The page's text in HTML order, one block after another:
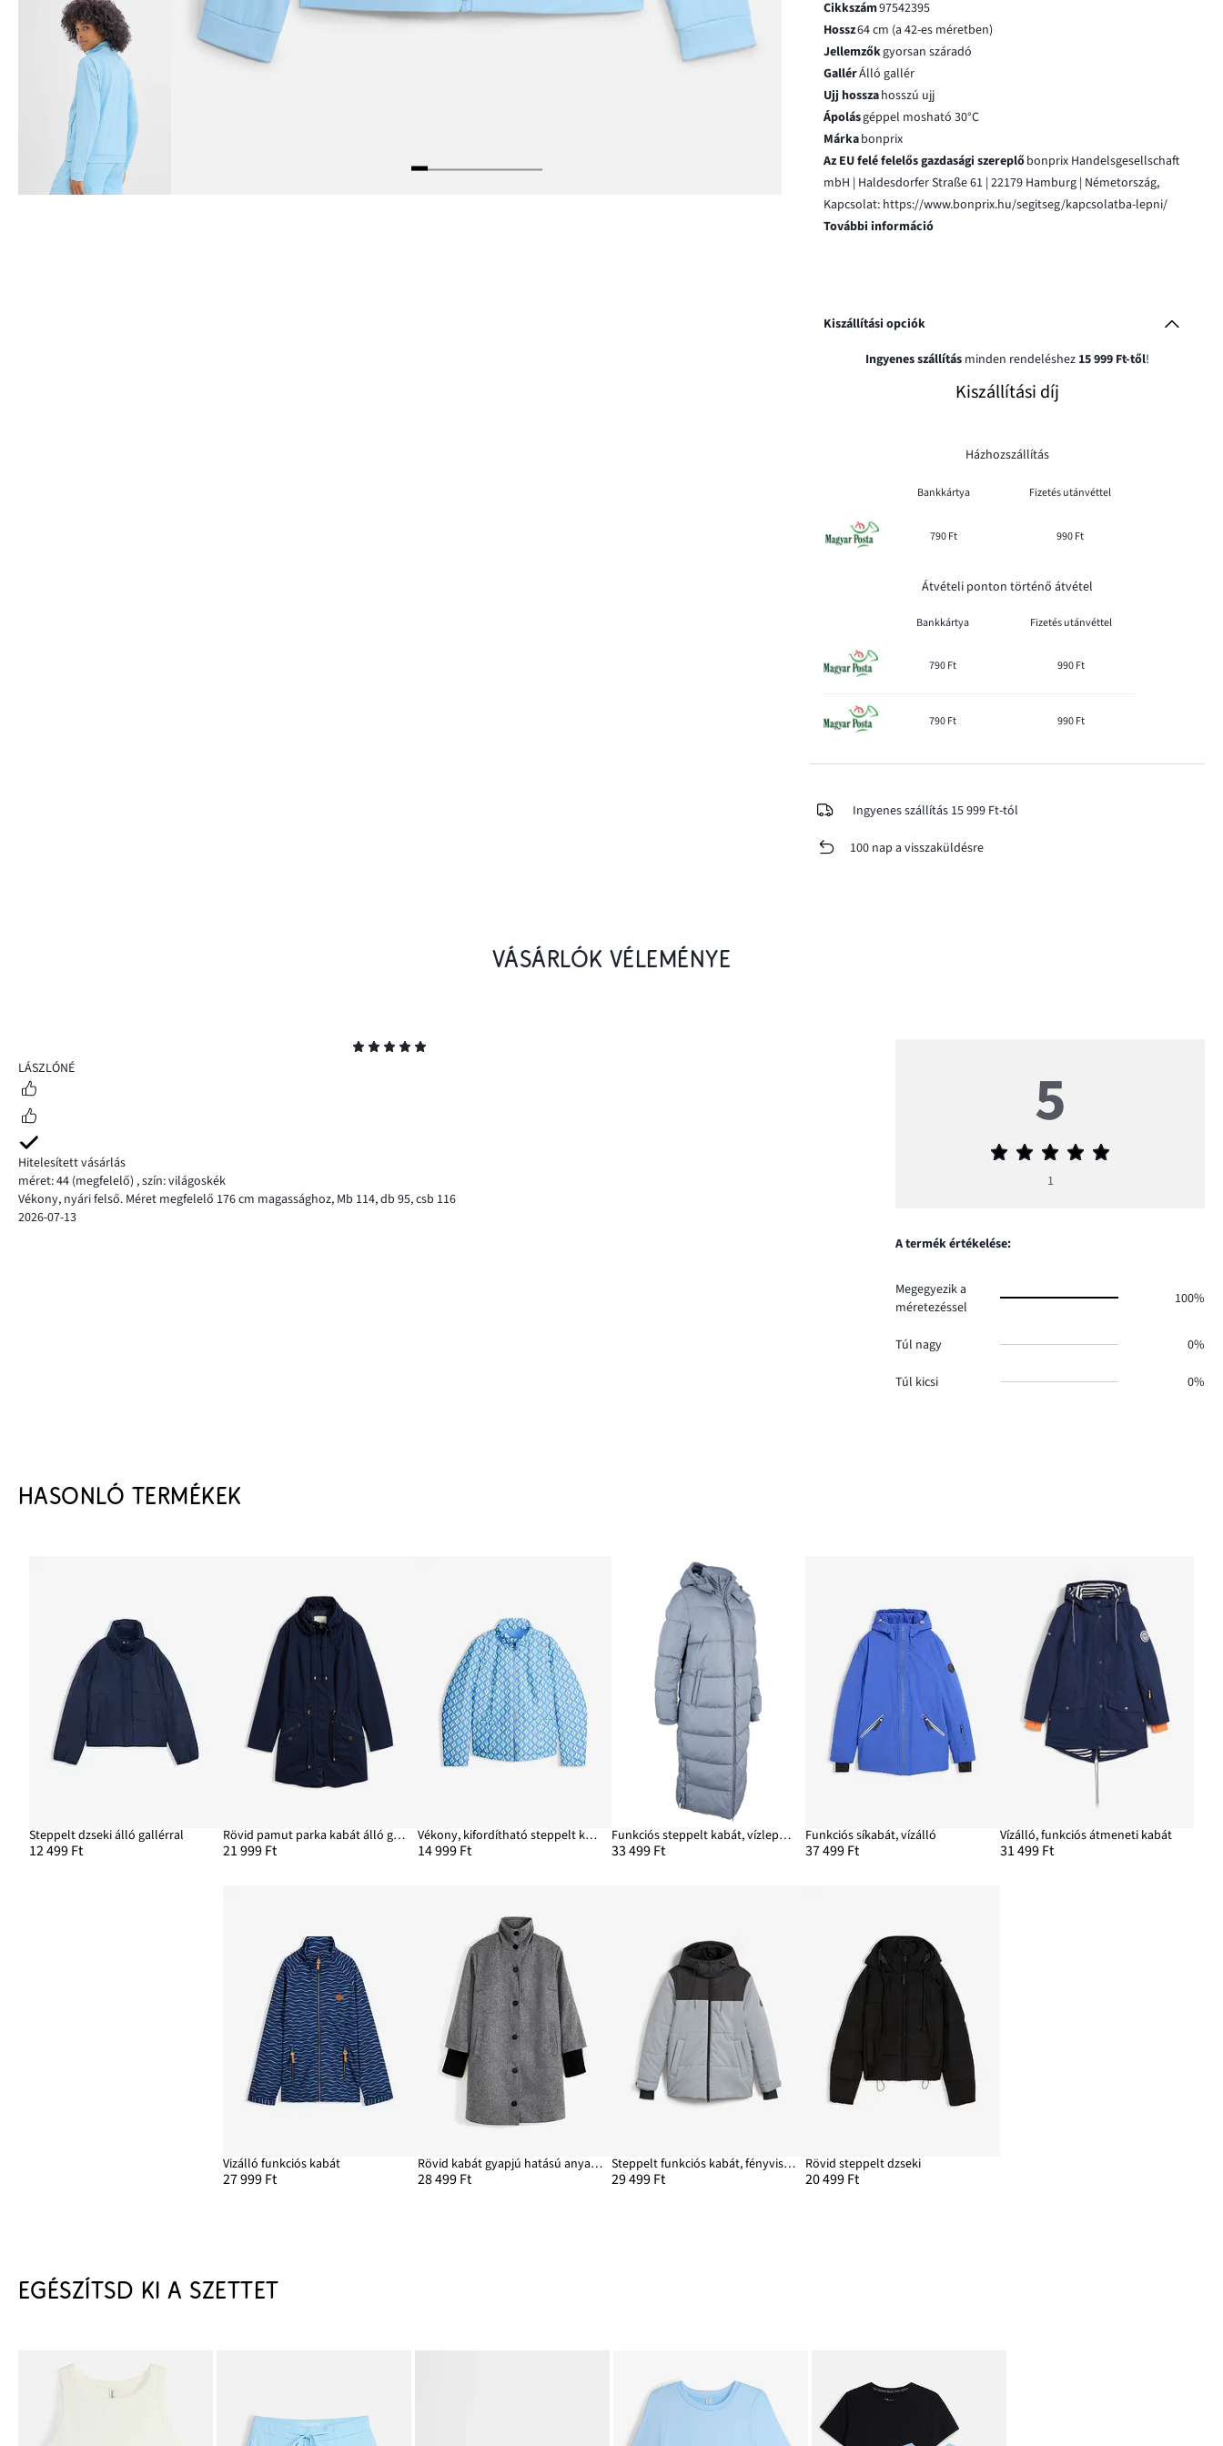
Cikkszám97542395
Hossz64 cm (a 42-es méretben)
Jellemzőkgyorsan száradó
GallérÁlló gallér
Ujj hosszahosszú ujj
Ápolásgéppel mosható 30°C
Márkabonprix
Az EU felé felelős gazdasági szereplőbonprix Handelsgesellschaft
mbH | Haldesdorfer Straße 61 | 22179 Hamburg | Németország,
Kapcsolat: https://www.bonprix.hu/segitseg/kapcsolatba-lepni/
További információ
Kiszállítási opciók
Ingyenes szállításminden rendeléshez 15 999 Ft-től!
Kiszállítási díj
Házhozszállítás
Bankkártya Fizetés utánvéttel
790 Ft 990 Ft
Átvételi ponton történő átvétel
Bankkártya Fizetés utánvéttel
790 Ft 990 Ft
790 Ft 990 Ft
Ingyenes szállítás 15 999 Ft-tól
100 nap a visszaküldésre
VÁSÁRLÓK VÉLEMÉNYE
5LÁSZLÓNÉ
Hitelesített vásárlás
méret: 44 (megfelelő) ,szín: világoskék
Vékony, nyári felső. Méret megfelelő 176 cm magassághoz, Mb 114, db 95, csb 116
2026-07-13
5
Átlagos
5
1
A termék értékelése:
Megegyezik a
méretezéssel
100%
Túl nagy 0%
Túl kicsi 0%
HASONLÓ TERMÉKEK
Steppelt dzseki álló gallérral
12 499 Ft
Rövid pamut parka kabát álló gallérral, karcsúsított
21 999 Ft
Vékony, kifordítható steppelt kabát mintával
14 999 Ft
Funkciós steppelt kabát, vízlepergető
33 499 Ft
Funkciós síkabát, vízálló
37 499 Ft
Vízálló, funkciós átmeneti kabát
31 499 Ft
Vizálló funkciós kabát
27 999 Ft
Rövid kabát gyapjú hatású anyagból
28 499 Ft
Steppelt funkciós kabát, fényvisszaverős
29 499 Ft
Rövid steppelt dzseki
20 499 Ft
EGÉSZÍTSD KI A SZETTET